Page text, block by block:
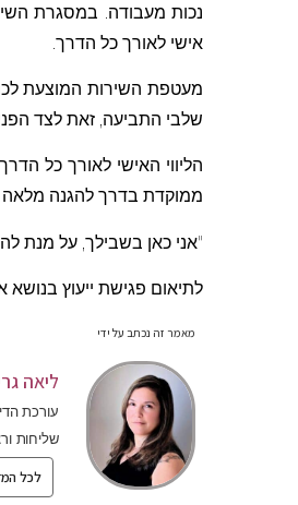
נכות מעבודה. במסגרת
אישי לאורך כל הדרך.
מעטפת השירות המוצעת
שלבי התביעה, זאת לצד
הליווי האישי לאורך כל
ממוקדת בדרך להגנה מלאה
"אני כאן בשבילך, על מנת
לתיאום פגישת ייעוץ בנושא
מאמר זה נכתב על ידי
ליאה
עורכת
שליחות
לכל